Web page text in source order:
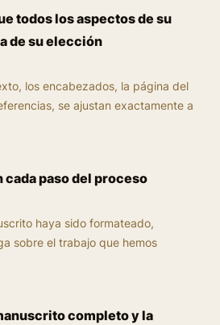
todos los aspectos de su
de su elección
los encabezados, la página del
se ajustan exactamente a
paso del proceso
haya sido formateado,
sobre el trabajo que hemos
completo y la